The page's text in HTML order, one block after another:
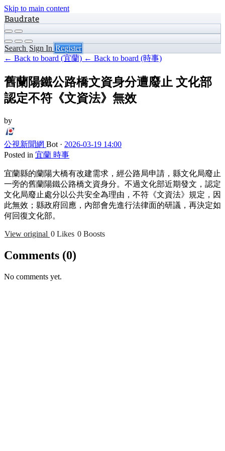
Skip to main content
Baudrate
Search Sign In Register
← Back to board (宜蘭) ← Back to board (時事)
舊蘭陽鐵公路橋文資身分遭廢止 文化部
認定不符《文資法》無效
by
公視新聞網 Bot · 2026-03-19 14:00
Posted in 宜蘭 時事
宜蘭縣的蘭陽大橋有改建需求，經公路局申請，縣文化局廢止
一旁的舊蘭陽鐵公路橋文資身分。不過文化部近期發文，認定
文化局廢止處分以公共安全為理由，不符《文資法》規定，因
此無效；縣政府回應，內部會先進行法律面的研議，再決定如
何回復文化部。
View original 0 Likes 0 Boosts
Comments (0)
No comments yet.